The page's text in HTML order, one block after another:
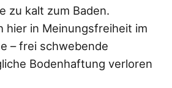
zu kalt zum Baden.
hier in Meinungsfreiheit im
– frei schwebende
Bodenhaftung verloren